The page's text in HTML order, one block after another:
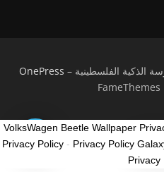
–
OnePress
كيف ممكن نساعدك؟
VolksWagen Beetle Wallpaper
Privacy Policy- Privacy Policy
Privacy